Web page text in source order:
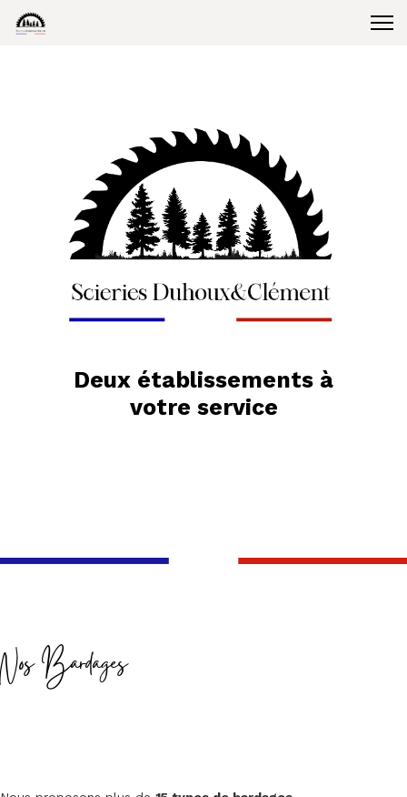
Deux établissements à
votre service
Nos Bardages